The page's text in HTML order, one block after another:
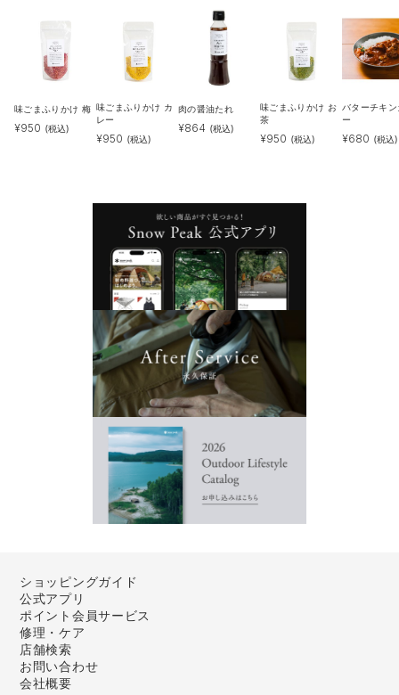
味ごまふりかけ 梅
¥950 (税込)
味ごまふりかけ カ
レー
¥950 (税込)
肉の醤油たれ
¥864 (税込)
味ごまふりかけ お
茶
¥950 (税込)
バターチキン
ー
¥680 (税込)
ショッピングガイド
公式アプリ
ポイント会員サービス
修理・ケア
店舗検索
お問い合わせ
会社概要